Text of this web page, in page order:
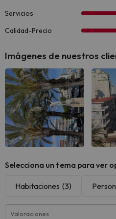
Imágenes de nuestros
Selecciona un tema para ver
Habitaciones (3)
Valoraciones